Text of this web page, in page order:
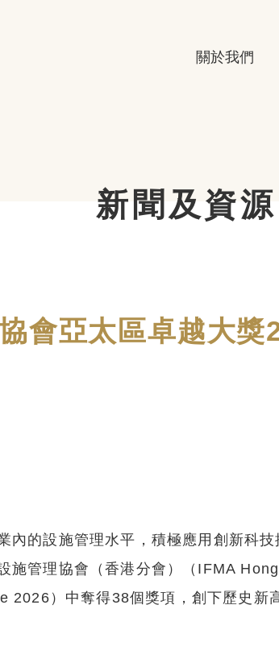
關於我們
新聞及資源
會亞太區卓越大
內的設施管理水平，積極應用創新科
施管理協會（香港分會）（IFMA
）中奪得38個獎項，創下歷史新